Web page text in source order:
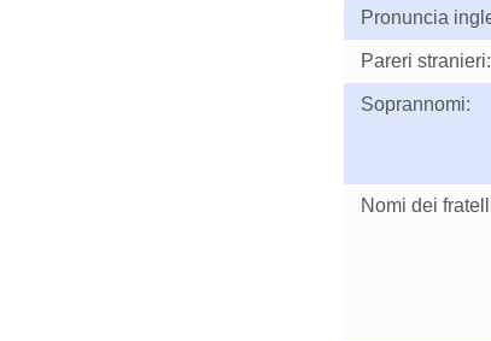
Pronuncia
Pareri stranieri:
Soprannomi:
Nomi dei